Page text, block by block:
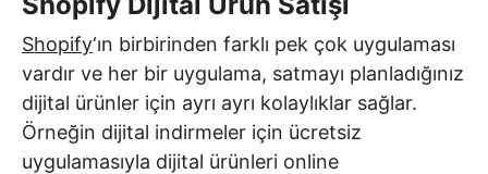
Shopify‘ın birbirinden farklı pek çok uygulaması
vardır ve her bir uygulama, satmayı planladığınız
dijital ürünler için ayrı ayrı kolaylıklar sağlar.
Örneğin dijital indirmeler için ücretsiz
uygulamasıyla dijital ürünleri online